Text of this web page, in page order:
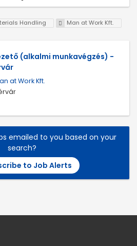
Handling
Man at Work Kft.
(alkalmi munkavégzés) -
at Work Kft.
emailed to you based on your
search?
to Job Alerts